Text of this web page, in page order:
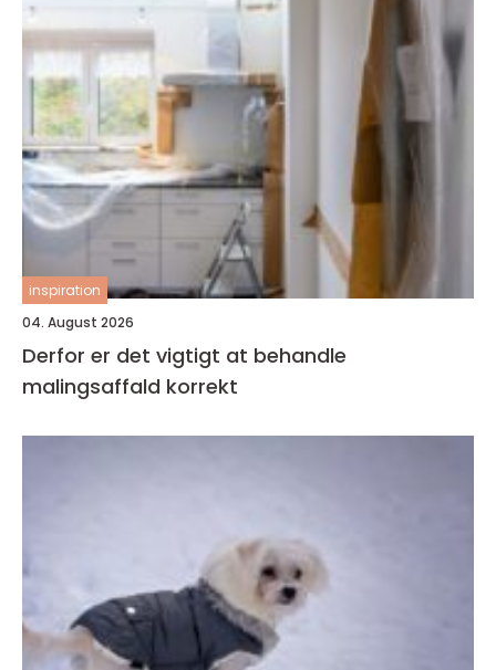
inspiration
04. August 2026
Derfor er det vigtigt at behandle
malingsaffald korrekt